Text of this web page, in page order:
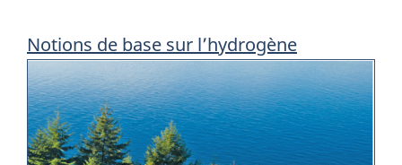
En
vedette
Notions de base sur l’hydrogène